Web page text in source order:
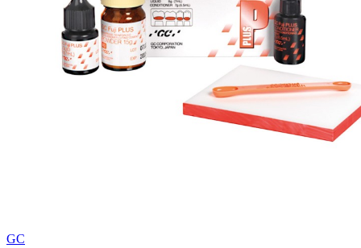
GC